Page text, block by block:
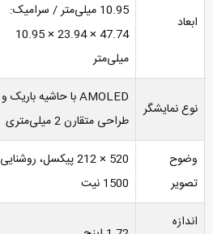
ابعاد
10.95 میلی‌متر / سرامیک:
47.74 × 23.94 × 10.95
میلی‌متر
نوع نمایشگر
AMOLED با حاشیه باریک و
طراحی متقارن 2 میلی‌متری
وضوح
تصویر
520 × 212 پیکسل، روشنایی
1500 نیت
اندازه